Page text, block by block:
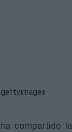
compartido la